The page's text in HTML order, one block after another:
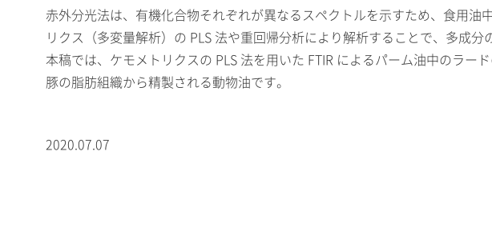
赤外分光法は、有機化合物それぞれが異なるスペクトルを示すため、食用
リクス（多変量解析）の PLS 法や重回帰分析により解析することで、多成分
本稿では、ケモメトリクスの PLS 法を用いた FTIR によるパーム油中のラ
豚の脂肪組織から精製される動物油です。
2020.07.07